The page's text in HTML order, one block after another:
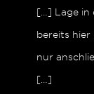
[…] Lage in
bereits hier
nur
[…]